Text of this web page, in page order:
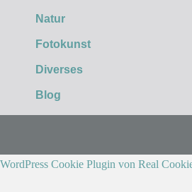
Natur
Fotokunst
Diverses
Blog
WordPress Cookie Plugin von Real